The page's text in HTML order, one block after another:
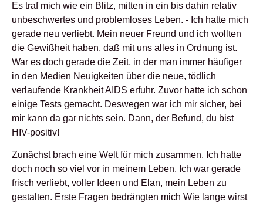
Es traf mich wie ein Blitz, mitten in ein bis dahin relativ
unbeschwertes und problemloses Leben. - Ich hatte mich
gerade neu verliebt. Mein neuer Freund und ich wollten
die Gewißheit haben, daß mit uns alles in Ordnung ist.
War es doch gerade die Zeit, in der man immer häufiger
in den Medien Neuigkeiten über die neue, tödlich
verlaufende Krankheit AIDS erfuhr. Zuvor hatte ich schon
einige Tests gemacht. Deswegen war ich mir sicher, bei
mir kann da gar nichts sein. Dann, der Befund, du bist
HIV-positiv!
Zunächst brach eine Welt für mich zusammen. Ich hatte
doch noch so viel vor in meinem Leben. Ich war gerade
frisch verliebt, voller Ideen und Elan, mein Leben zu
gestalten. Erste Fragen bedrängten mich Wie lange wirst